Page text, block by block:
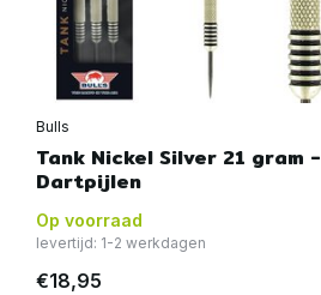
Bulls
Tank Nickel Silver 21 gram -
Dartpijlen
Op voorraad
levertijd: 1-2 werkdagen
€18,95